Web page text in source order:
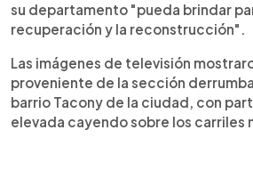
su departamento "pueda brindar
recuperación y la reconstrucción".
Las imágenes de televisión
proveniente de la sección
barrio Tacony de la ciudad, con
elevada cayendo sobre los carriles